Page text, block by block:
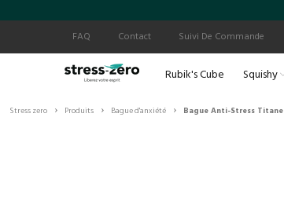
FAQ
Contact Suivi De Commande
Rubik's Cube Squishy
Stress zero › Produits › Bague d'anxiété › Bague Anti-Stress Titane